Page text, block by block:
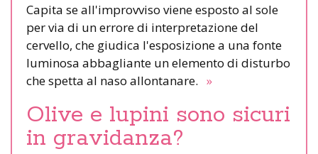
Capita se all'improvviso viene esposto al sole
per via di un errore di interpretazione del
cervello, che giudica l'esposizione a una fonte
luminosa abbagliante un elemento di disturbo
che spetta al naso allontanare. »
Olive e lupini sono sicuri
in gravidanza?